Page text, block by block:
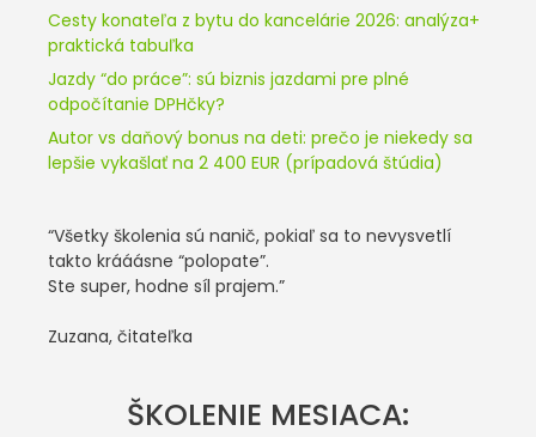
Cesty konateľa z bytu do kancelárie 2026: analýza+
praktická tabuľka
Jazdy “do práce”: sú biznis jazdami pre plné
odpočítanie DPHčky?
Autor vs daňový bonus na deti: prečo je niekedy sa
lepšie vykašlať na 2 400 EUR (prípadová štúdia)
“Všetky školenia sú nanič, pokiaľ sa to nevysvetlí
takto krááásne “polopate”.
Ste super, hodne síl prajem.”
Zuzana, čitateľka
ŠKOLENIE MESIACA: